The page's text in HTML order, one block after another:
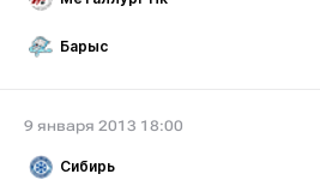
Барыс
9 января 2013 18:00
Сибирь